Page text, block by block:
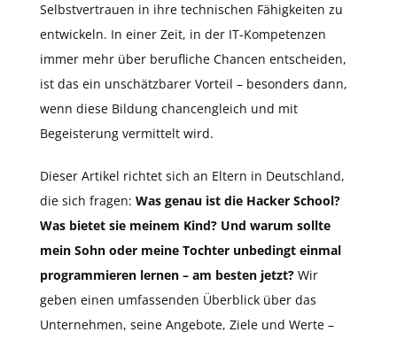
Selbstvertrauen in ihre technischen Fähigkeiten zu
entwickeln. In einer Zeit, in der IT-Kompetenzen
immer mehr über berufliche Chancen entscheiden,
ist das ein unschätzbarer Vorteil – besonders dann,
wenn diese Bildung chancengleich und mit
Begeisterung vermittelt wird.
Dieser Artikel richtet sich an Eltern in Deutschland,
die sich fragen: Was genau ist die Hacker School?
Was bietet sie meinem Kind? Und warum sollte
mein Sohn oder meine Tochter unbedingt einmal
programmieren lernen – am besten jetzt? Wir
geben einen umfassenden Überblick über das
Unternehmen, seine Angebote, Ziele und Werte –